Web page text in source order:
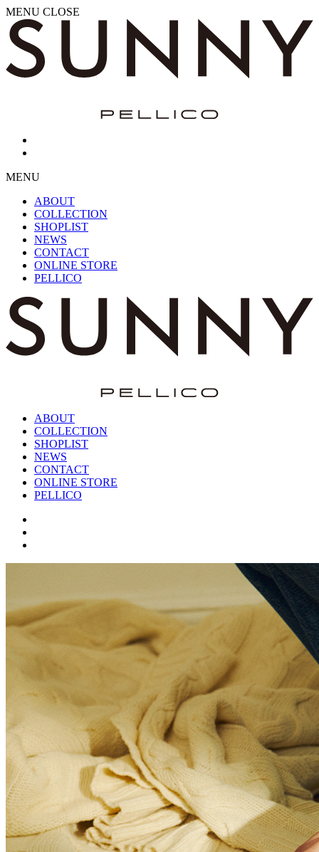
MENU CLOSE
MENU
ABOUT
COLLECTION
SHOPLIST
NEWS
CONTACT
ONLINE STORE
PELLICO
ABOUT
COLLECTION
SHOPLIST
NEWS
CONTACT
ONLINE STORE
PELLICO